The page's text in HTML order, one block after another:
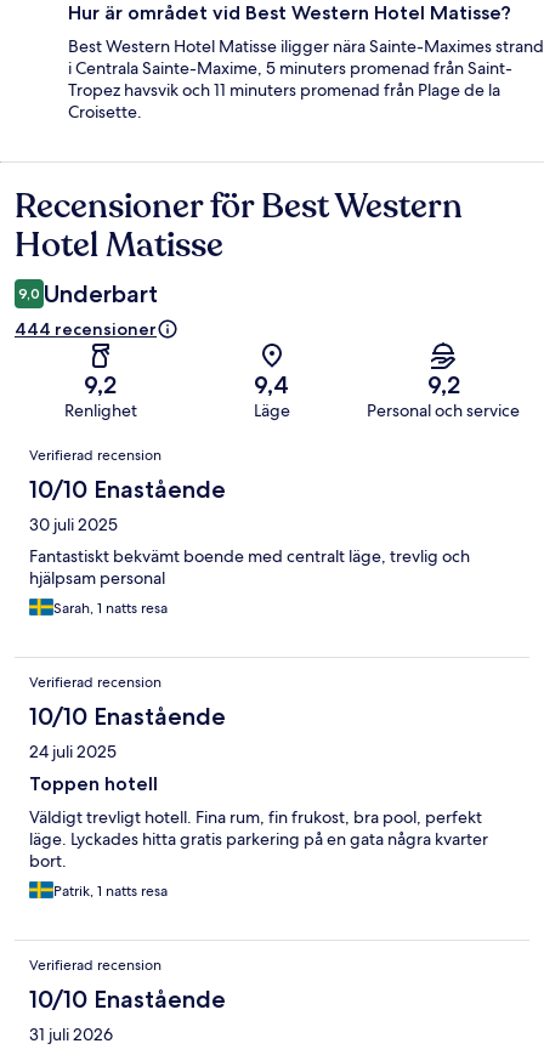
Hur är området vid Best Western Hotel Matisse?
Best Western Hotel Matisse iligger nära Sainte-Maximes strand
i Centrala Sainte-Maxime, 5 minuters promenad från Saint-
Tropez havsvik och 11 minuters promenad från Plage de la
Croisette.
Recensioner
Recensioner för Best Western
Hotel Matisse
9,0 Underbart
444 recensioner
9,2
Renlighet
9,4
Läge
9,2
Personal och service
Recensioner
Verifierad recension
10/10 Enastående
30 juli 2025
Fantastiskt bekvämt boende med centralt läge, trevlig och
hjälpsam personal
Sarah, 1 natts resa
Verifierad recension
10/10 Enastående
24 juli 2025
Toppen hotell
Väldigt trevligt hotell. Fina rum, fin frukost, bra pool, perfekt
läge. Lyckades hitta gratis parkering på en gata några kvarter
bort.
Patrik, 1 natts resa
Verifierad recension
10/10 Enastående
31 juli 2026